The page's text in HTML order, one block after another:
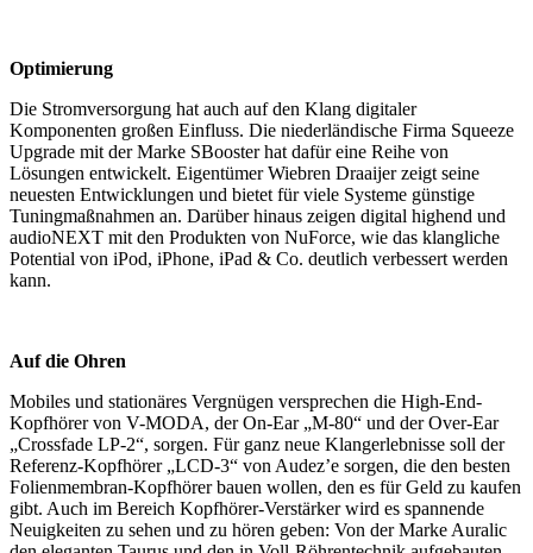
Optimierung
Die Stromversorgung hat auch auf den Klang digitaler
Komponenten großen Einfluss. Die niederländische Firma Squeeze
Upgrade mit der Marke SBooster hat dafür eine Reihe von
Lösungen entwickelt. Eigentümer Wiebren Draaijer zeigt seine
neuesten Entwicklungen und bietet für viele Systeme günstige
Tuningmaßnahmen an. Darüber hinaus zeigen digital highend und
audioNEXT mit den Produkten von NuForce, wie das klangliche
Potential von iPod, iPhone, iPad & Co. deutlich verbessert werden
kann.
Auf die Ohren
Mobiles und stationäres Vergnügen versprechen die High-End-
Kopfhörer von V-MODA, der On-Ear „M-80“ und der Over-Ear
„Crossfade LP-2“, sorgen. Für ganz neue Klangerlebnisse soll der
Referenz-Kopfhörer „LCD-3“ von Audez’e sorgen, die den besten
Folienmembran-Kopfhörer bauen wollen, den es für Geld zu kaufen
gibt. Auch im Bereich Kopfhörer-Verstärker wird es spannende
Neuigkeiten zu sehen und zu hören geben: Von der Marke Auralic